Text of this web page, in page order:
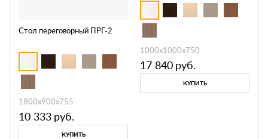
Стол переговорный ПРГ-2
1800х900х755
10 333 руб.
КУПИТЬ
1000х1000х750
17 840 руб.
КУПИТЬ